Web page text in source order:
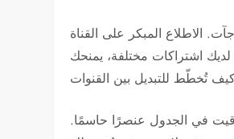
الاطلاع المبكر على القناة
اشتراكات مختلفة، يمنحك
في الجدول عنصرًا حاسمًا.